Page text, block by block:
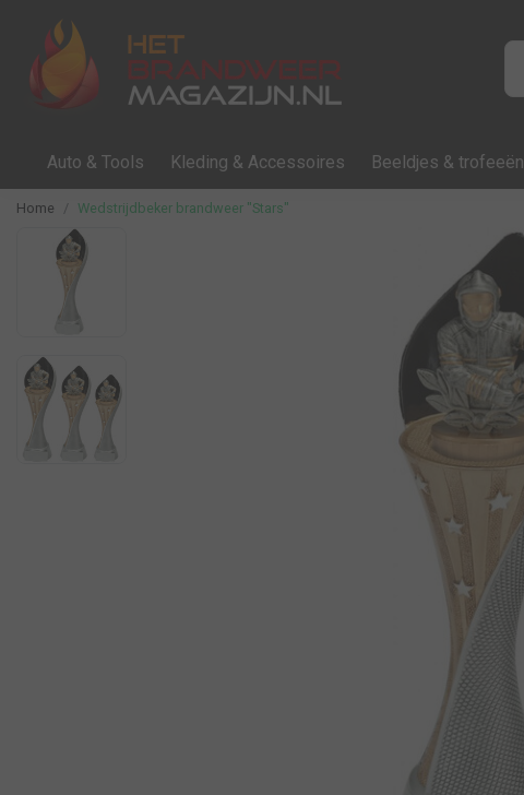
Auto & Tools Kleding & Accessoires Beeldjes & trofeeën
Home Wedstrijdbeker brandweer "Stars"